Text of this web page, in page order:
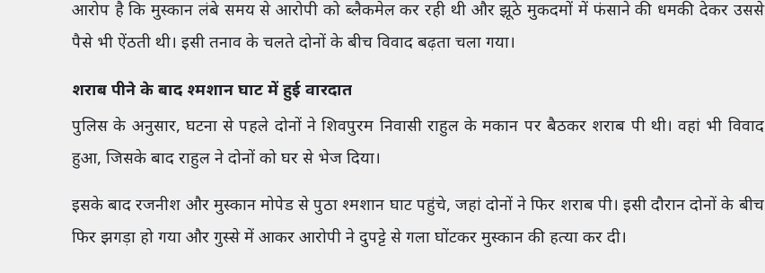
आरोप है कि मुस्कान लंबे समय से आरोपी को ब्लैकमेल कर रही थी और झूठे मुकदमों में फंसाने की धमकी देकर उससे
पैसे भी ऐंठती थी। इसी तनाव के चलते दोनों के बीच विवाद बढ़ता चला गया।
शराब पीने के बाद श्मशान घाट में हुई वारदात
पुलिस के अनुसार, घटना से पहले दोनों ने शिवपुरम निवासी राहुल के मकान पर बैठकर शराब पी थी। वहां भी विवाद
हुआ, जिसके बाद राहुल ने दोनों को घर से भेज दिया।
इसके बाद रजनीश और मुस्कान मोपेड से पुठा श्मशान घाट पहुंचे, जहां दोनों ने फिर शराब पी। इसी दौरान दोनों के बीच
फिर झगड़ा हो गया और गुस्से में आकर आरोपी ने दुपट्टे से गला घोंटकर मुस्कान की हत्या कर दी।